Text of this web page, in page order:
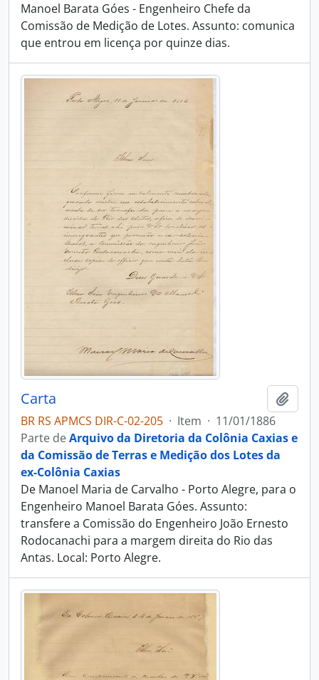
Manoel Barata Góes - Engenheiro Chefe da
Comissão de Medição de Lotes. Assunto: comunica
que entrou em licença por quinze dias.
Carta
BR RS APMCS DIR-C-02-205 · Item · 11/01/1886
Parte deArquivo da Diretoria da Colônia Caxias e
da Comissão de Terras e Medição dos Lotes da
ex-Colônia Caxias
De Manoel Maria de Carvalho - Porto Alegre, para o
Engenheiro Manoel Barata Góes. Assunto:
transfere a Comissão do Engenheiro João Ernesto
Rodocanachi para a margem direita do Rio das
Antas. Local: Porto Alegre.